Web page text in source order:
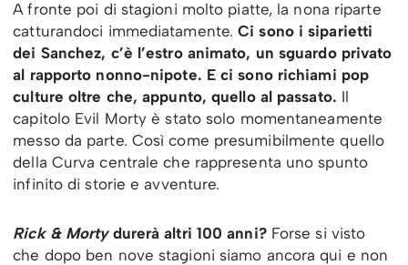
A fronte poi di stagioni molto piatte, la nona riparte
catturandoci immediatamente.Ci sono i siparietti
dei Sanchez, c’è l’estro animato, un sguardo privato
al rapporto nonno-nipote. E ci sono richiami pop
culture oltre che, appunto, quello al passato. Il
capitolo Evil Morty è stato solo momentaneamente
messo da parte. Così come presumibilmente quello
della Curva centrale che rappresenta uno spunto
infinito di storie e avventure.
Rick & Mortydurerà altri 100 anni?Forse si visto
che dopo ben nove stagioni siamo ancora qui e non